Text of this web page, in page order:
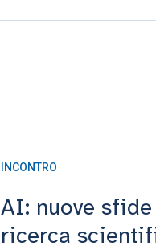
INCONTRO
AI: nuove
ricerca